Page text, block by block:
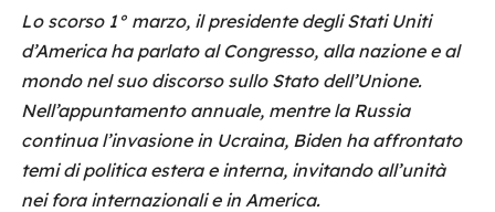
Lo scorso 1° marzo, il presidente degli Stati Uniti
d’America ha parlato al Congresso, alla nazione e al
mondo nel suo discorso sullo Stato dell’Unione.
Nell’appuntamento annuale, mentre la Russia
continua l’invasione in Ucraina, Biden ha affrontato
temi di politica estera e interna, invitando all’unità
nei fora internazionali e in America.